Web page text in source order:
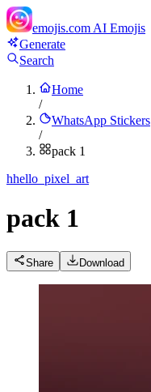
emojis.com AI Emojis
Generate
Search
Home
/
WhatsApp Stickers
/
pack 1
hhello_pixel_art
pack 1
Share Download